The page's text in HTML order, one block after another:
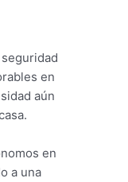
en
aún
en
a una